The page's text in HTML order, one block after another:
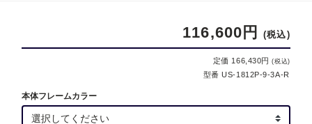
116,600円 (税込)
定価 166,430円(税込)
型番 US-1812P-9-3A-R
本体フレームカラー